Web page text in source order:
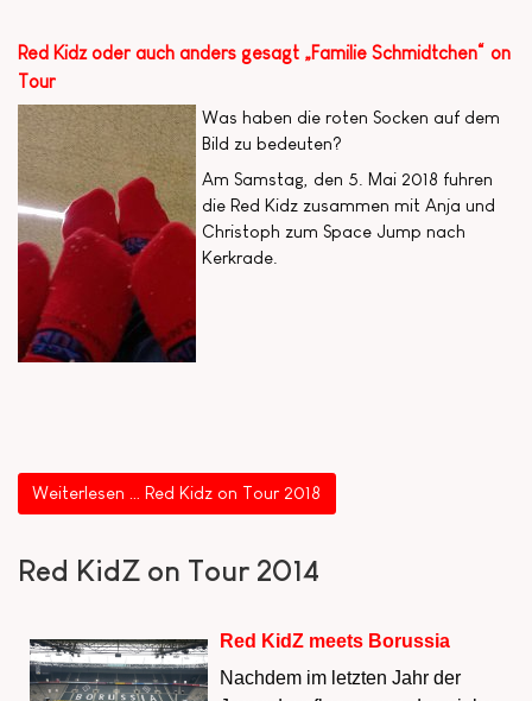
Red Kidz oder auch anders gesagt „Familie Schmidtchen“ on
Tour
Was haben die roten Socken auf dem
Bild zu bedeuten?
Am Samstag, den 5. Mai 2018 fuhren
die Red Kidz zusammen mit Anja und
Christoph zum Space Jump nach
Kerkrade.
Weiterlesen … Red Kidz on Tour 2018
Red KidZ on Tour 2014
Red KidZ meets Borussia
Nachdem im letzten Jahr der